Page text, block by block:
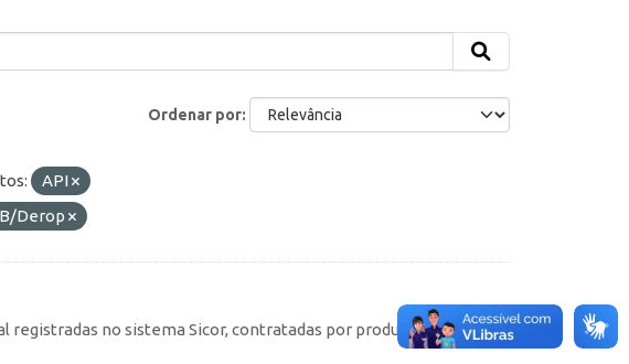
Ordenar por
API
Derop
registradas no sistema Sicor, contratadas por produtores rurais